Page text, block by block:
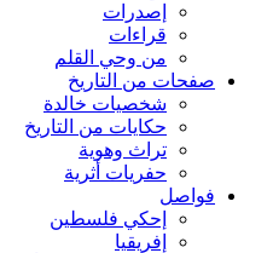
إصدرات
قراءات
من وحي القلم
صفحات من التاريخ
شخصيات خالدة
حكايات من التاريخ
تراث وهوية
حفريات أثرية
فواصل
إحكي فلسطين
إفريقيا